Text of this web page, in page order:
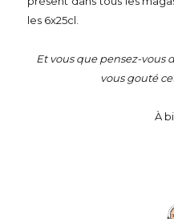
les 6x25cl.
Et vous que pensez-vous
vous gouté
À